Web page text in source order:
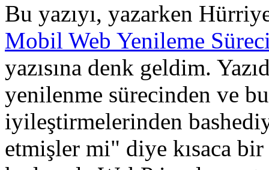
Bu yazıyı, yazarken
Mobil Web Yenileme
yazısına denk geldim.
yenilenme sürecinden ve
iyileştirmelerinden
etmişler mi" diye kısaca